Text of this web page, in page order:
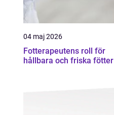
04 maj 2026
Fotterapeutens roll för
hållbara och friska fötter